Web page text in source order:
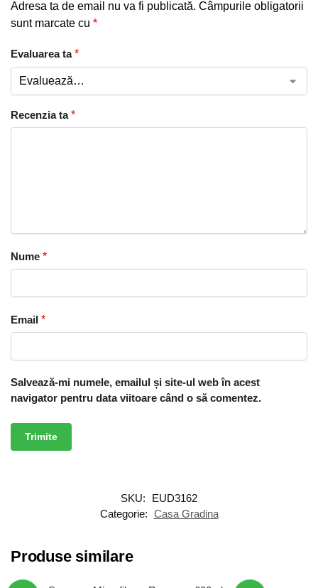
Adresa ta de email nu va fi publicată. Câmpurile obligatorii
sunt marcate cu *
Evaluarea ta*
Recenzia ta*
Nume *
Email *
Salvează-mi numele, emailul și site-ul web în acest
navigator pentru data viitoare când o să comentez.
SKU:
EUD3162
Categorie: Casa Gradina
Produse similare